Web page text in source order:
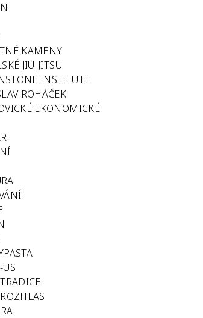
KAMENY
JIU-JITSU
INSTITUTE
ROHÁČEK
EKONOMICKÉ
US